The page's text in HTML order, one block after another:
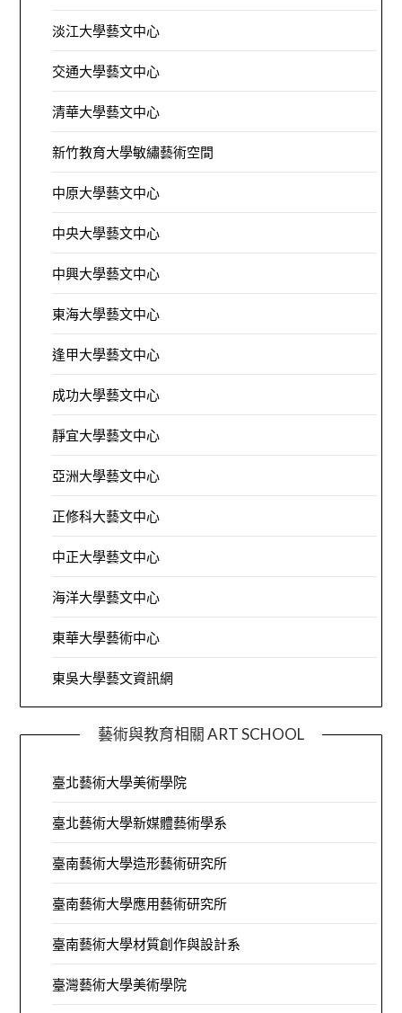
淡江大學藝文中心
交通大學藝文中心
清華大學藝文中心
新竹教育大學敏繡藝術空間
中原大學藝文中心
中央大學藝文中心
中興大學藝文中心
東海大學藝文中心
逢甲大學藝文中心
成功大學藝文中心
靜宜大學藝文中心
亞洲大學藝文中心
正修科大藝文中心
中正大學藝文中心
海洋大學藝文中心
東華大學藝術中心
東吳大學藝文資訊網
藝術與教育相關 ART SCHOOL
臺北藝術大學美術學院
臺北藝術大學新媒體藝術學系
臺南藝術大學造形藝術研究所
臺南藝術大學應用藝術研究所
臺南藝術大學材質創作與設計系
臺灣藝術大學美術學院